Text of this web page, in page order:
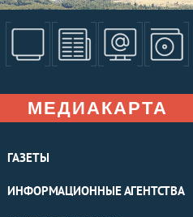
МЕДИАКАРТА
ГАЗЕТЫ
ИНФОРМАЦИОННЫЕ АГЕНТСТВА